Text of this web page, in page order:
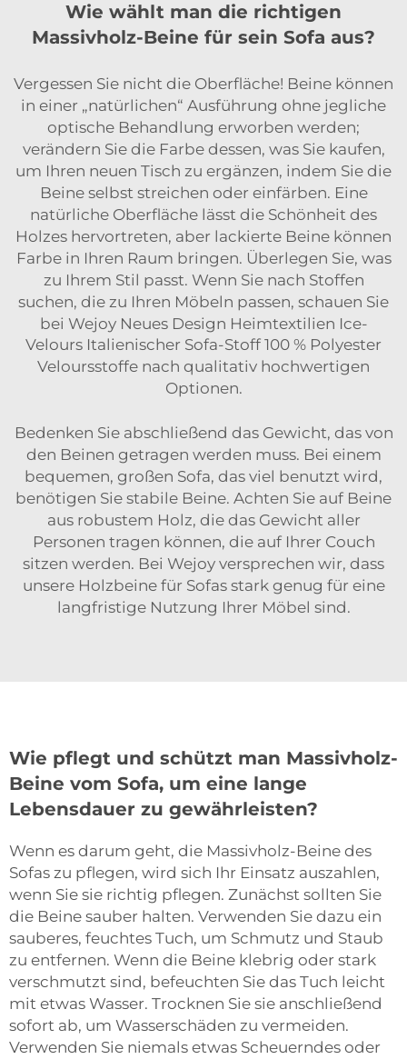
Wie wählt man die richtigen
Massivholz-Beine für sein Sofa aus?
Vergessen Sie nicht die Oberfläche! Beine können
in einer „natürlichen“ Ausführung ohne jegliche
optische Behandlung erworben werden;
verändern Sie die Farbe dessen, was Sie kaufen,
um Ihren neuen Tisch zu ergänzen, indem Sie die
Beine selbst streichen oder einfärben. Eine
natürliche Oberfläche lässt die Schönheit des
Holzes hervortreten, aber lackierte Beine können
Farbe in Ihren Raum bringen. Überlegen Sie, was
zu Ihrem Stil passt. Wenn Sie nach Stoffen
suchen, die zu Ihren Möbeln passen, schauen Sie
bei Wejoy Neues Design Heimtextilien Ice-
Velours Italienischer Sofa-Stoff 100 % Polyester
Veloursstoffe nach qualitativ hochwertigen
Optionen.
Bedenken Sie abschließend das Gewicht, das von
den Beinen getragen werden muss. Bei einem
bequemen, großen Sofa, das viel benutzt wird,
benötigen Sie stabile Beine. Achten Sie auf Beine
aus robustem Holz, die das Gewicht aller
Personen tragen können, die auf Ihrer Couch
sitzen werden. Bei Wejoy versprechen wir, dass
unsere Holzbeine für Sofas stark genug für eine
langfristige Nutzung Ihrer Möbel sind.
Wie pflegt und schützt man Massivholz-
Beine vom Sofa, um eine lange
Lebensdauer zu gewährleisten?
Wenn es darum geht, die Massivholz-Beine des
Sofas zu pflegen, wird sich Ihr Einsatz auszahlen,
wenn Sie sie richtig pflegen. Zunächst sollten Sie
die Beine sauber halten. Verwenden Sie dazu ein
sauberes, feuchtes Tuch, um Schmutz und Staub
zu entfernen. Wenn die Beine klebrig oder stark
verschmutzt sind, befeuchten Sie das Tuch leicht
mit etwas Wasser. Trocknen Sie sie anschließend
sofort ab, um Wasserschäden zu vermeiden.
Verwenden Sie niemals etwas Scheuerndes oder